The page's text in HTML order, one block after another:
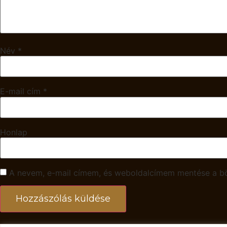
Név *
E-mail cím *
Honlap
A nevem, e-mail címem, és weboldalcímem mentése a